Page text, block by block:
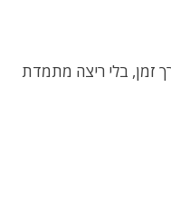
זמן, בלי ריצה מתמדת